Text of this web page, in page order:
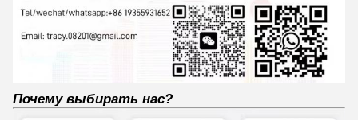
Почему выбирать нас?